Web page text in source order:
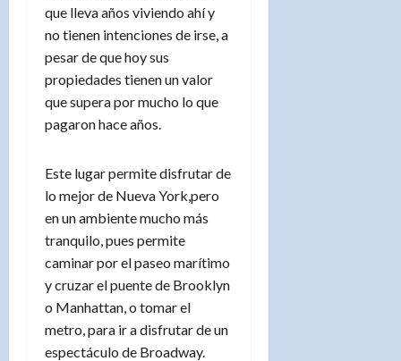
que lleva años viviendo ahí y
no tienen intenciones de irse, a
pesar de que hoy sus
propiedades tienen un valor
que supera por mucho lo que
pagaron hace años.
Este lugar permite disfrutar de
lo mejor de Nueva York,pero
en un ambiente mucho más
tranquilo, pues permite
caminar por el paseo marítimo
y cruzar el puente de Brooklyn
o Manhattan, o tomar el
metro, para ir a disfrutar de un
espectáculo de Broadway.